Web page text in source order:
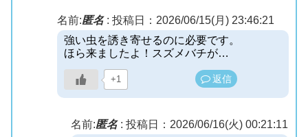
名前:匿名: 投稿日：2026/06/15(月) 23:46:21
強い虫を誘き寄せるのに必要です。
ほら来ましたよ！スズメバチが…
+1 返信
名前:匿名: 投稿日：2026/06/16(火) 00:21:11